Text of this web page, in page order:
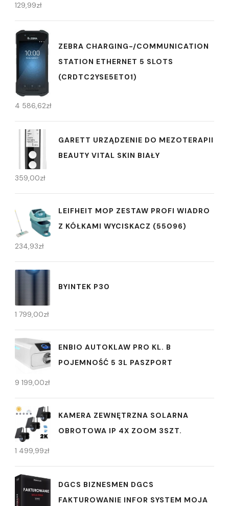
129,99zł
ZEBRA CHARGING-/COMMUNICATION
STATION ETHERNET 5 SLOTS
(CRDTC2YSE5ET01)
4 586,62zł
GARETT URZĄDZENIE DO MEZOTERAPII
BEAUTY VITAL SKIN BIAŁY
359,00zł
LEIFHEIT MOP ZESTAW PROFI WIADRO
Z KÓŁKAMI WYCISKACZ (55096)
234,93zł
BYINTEK P30
1 799,00zł
ENBIO AUTOKLAW PRO KL. B
POJEMNOŚĆ 5 3L PASZPORT
9 199,00zł
KAMERA ZEWNĘTRZNA SOLARNA
OBROTOWA IP 4X ZOOM 3SZT.
1 499,99zł
DGCS BIZNESMEN DGCS
FAKTUROWANIE INFOR SYSTEM MOJA